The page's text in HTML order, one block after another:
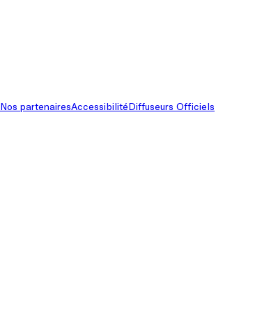
Nos partenairesAccessibilitéDiffuseurs Officiels